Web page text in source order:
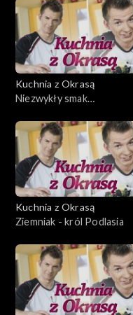
Kuchnia z Okrasą
Niezwykły smak
Kuchnia z Okrasą
Ziemniak - król Podlasia